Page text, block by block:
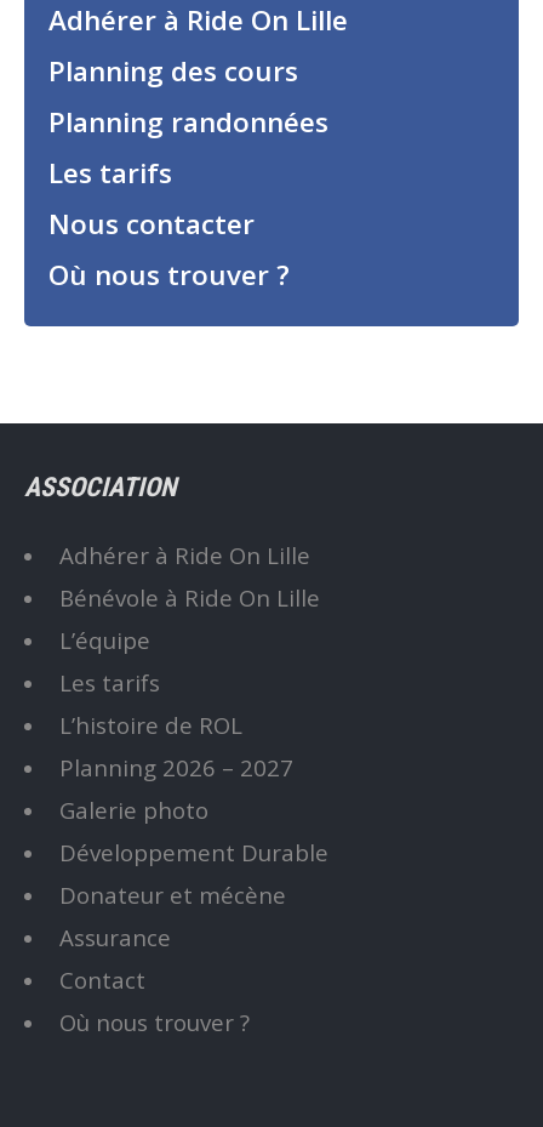
Adhérer à Ride On Lille
Planning des cours
Planning randonnées
Les tarifs
Nous contacter
Où nous trouver ?
ASSOCIATION
Adhérer à Ride On Lille
Bénévole à Ride On Lille
L’équipe
Les tarifs
L’histoire de ROL
Planning 2026 – 2027
Galerie photo
Développement Durable
Donateur et mécène
Assurance
Contact
Où nous trouver ?